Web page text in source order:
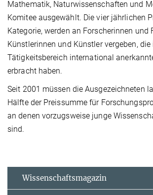
Mathematik, Naturwissenschaften und
Komitee ausgewählt. Die vier jährlichen
Kategorie, werden an Forscherinnen und
Künstlerinnen und Künstler vergeben, die
Tätigkeitsbereich international
erbracht haben.
Seit 2001 müssen die Ausgezeichneten
Hälfte der Preissumme für
an denen vorzugsweise junge
sind.
Wissenschaftsmagazin